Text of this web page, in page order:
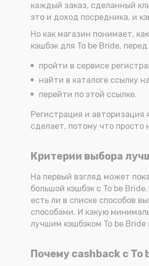
каждый заказ, сделанный
это и доход посредника, и
Но как магазин понимает,
кэшбэк для To be Bride,
пройти в сервисе
найти в каталоге ссылку
перейти по этой ссылке.
Регистрация и авторизация
сделает, потому что просто
Критерии выбора
На первый взгляд может
большой кэшбэк с To be
есть ли в списке способов
способами. И какую
лучшим кэшбэком To be
Почему cashback с To